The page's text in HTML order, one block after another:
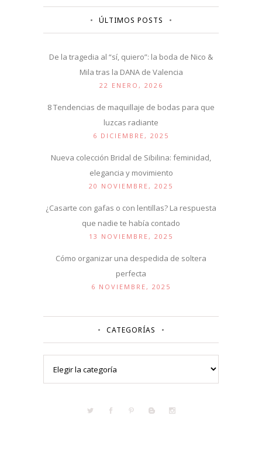
ÚLTIMOS POSTS
De la tragedia al “sí, quiero”: la boda de Nico &
Mila tras la DANA de Valencia
22 ENERO, 2026
8 Tendencias de maquillaje de bodas para que
luzcas radiante
6 DICIEMBRE, 2025
Nueva colección Bridal de Sibilina: feminidad,
elegancia y movimiento
20 NOVIEMBRE, 2025
¿Casarte con gafas o con lentillas? La respuesta
que nadie te había contado
13 NOVIEMBRE, 2025
Cómo organizar una despedida de soltera
perfecta
6 NOVIEMBRE, 2025
CATEGORÍAS